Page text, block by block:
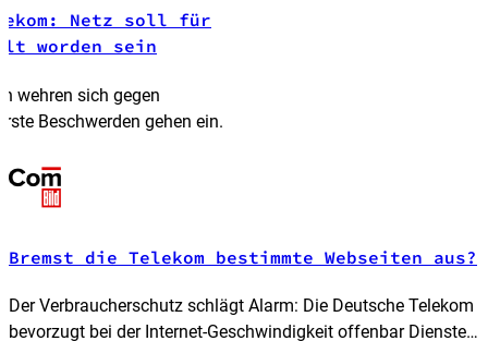
Netz soll für
worden sein
wehren sich gegen
Beschwerden gehen ein.
Bremst die Telekom bestimmte Webseiten aus?
Der Verbraucherschutz schlägt Alarm: Die Deutsche Telekom
bevorzugt bei der Internet-Geschwindigkeit offenbar Dienste